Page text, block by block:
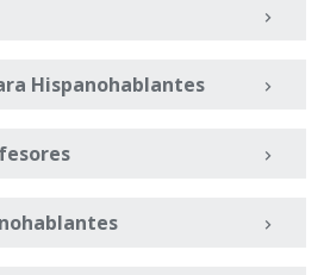
Hispanohablantes